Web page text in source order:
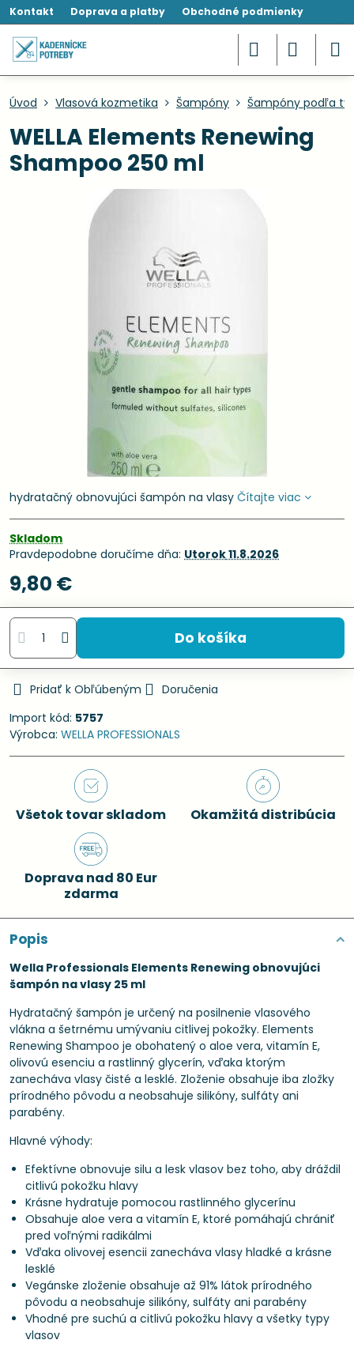
Kontakt Doprava a platby Obchodné podmienky
Úvod Vlasová kozmetika Šampóny Šampóny podľa
WELLA Elements Renewing
Shampoo 250 ml
hydratačný obnovujúci šampón na vlasy Čítajte viac
Skladom
Pravdepodobne doručíme dňa: Utorok11.8.2026
9,80 €
Do košíka
Pridať k Obľúbeným
Doručenia
Import kód: 5757
Výrobca: WELLA PROFESSIONALS
Všetok tovar skladom Okamžitá distribúcia
Doprava nad 80 Eur
zdarma
Popis
Wella Professionals Elements Renewing obnovujúci
šampón na vlasy 25 ml
Hydratačný šampón je určený na posilnenie vlasového
vlákna a šetrnému umývaniu citlivej pokožky. Elements
Renewing Shampoo je obohatený o aloe vera, vitamín E,
olivovú esenciu a rastlinný glycerín, vďaka ktorým
zanecháva vlasy čisté a lesklé. Zloženie obsahuje iba zložky
prírodného pôvodu a neobsahuje silikóny, sulfáty ani
parabény.
Hlavné výhody:
Efektívne obnovuje silu a lesk vlasov bez toho, aby dráždil
citlivú pokožku hlavy
Krásne hydratuje pomocou rastlinného glycerínu
Obsahuje aloe vera a vitamín E, ktoré pomáhajú chrániť
pred voľnými radikálmi
Vďaka olivovej esencii zanecháva vlasy hladké a krásne
lesklé
Vegánske zloženie obsahuje až 91% látok prírodného
pôvodu a neobsahuje silikóny, sulfáty ani parabény
Vhodné pre suchú a citlivú pokožku hlavy a všetky typy
vlasov